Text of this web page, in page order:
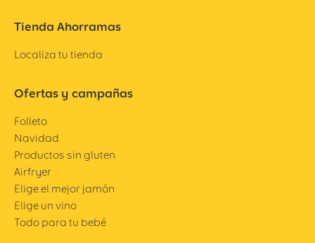
Tienda Ahorramas
Localiza tu tienda
Ofertas y campañas
Folleto
Navidad
Productos sin gluten
Airfryer
Elige el mejor jamón
Elige un vino
Todo para tu bebé